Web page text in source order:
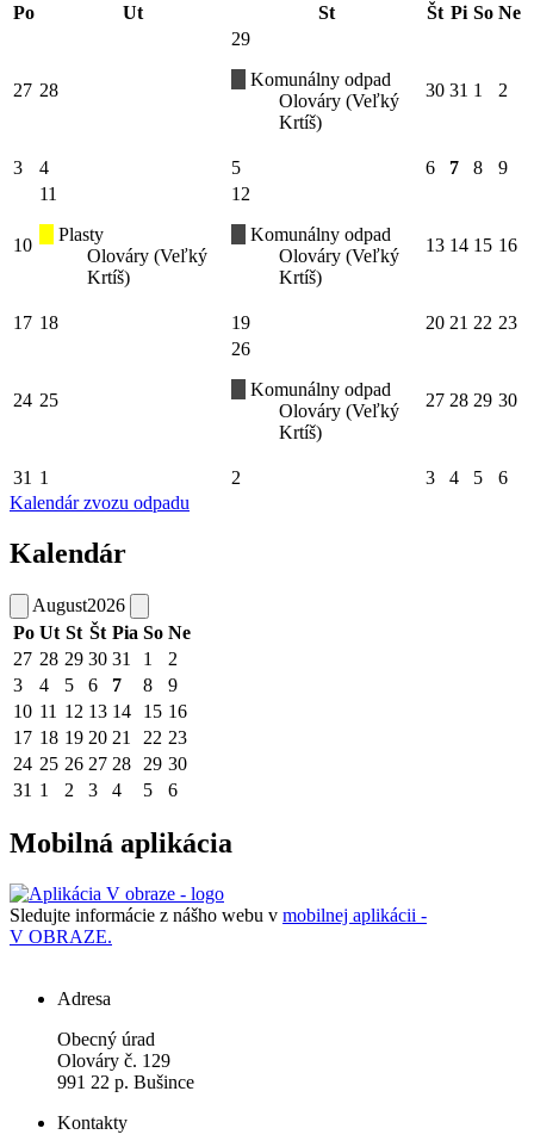
Po
Ut St Št Pi So Ne
27 28
29
Komunálny odpad
Olováry (Veľký
Krtíš)
30 31 1 2
3 4 5 6 7 8 9
10
11
Plasty
Olováry (Veľký
Krtíš)
12
Komunálny odpad
Olováry (Veľký
Krtíš)
13 14 15 16
17 18 19 20 21 22 23
24 25
26
Komunálny odpad
Olováry (Veľký
Krtíš)
27 28 29 30
31 1 2 3 4 5
6
Kalendár zvozu odpadu
Kalendár
August2026
Po Ut St Št Pia So Ne
27 28 29 30 31 1
2
3
4 5 6 7 8
9
10 11 12 13 14 15 16
17 18 19 20 21 22 23
24 25 26 27 28 29 30
31 1 2 3 4 5 6
Mobilná aplikácia
Sledujte informácie z nášho webu v mobilnej aplikácii -
V OBRAZE.
Adresa
Obecný úrad
Olováry č. 129
991 22 p. Bušince
Kontakty